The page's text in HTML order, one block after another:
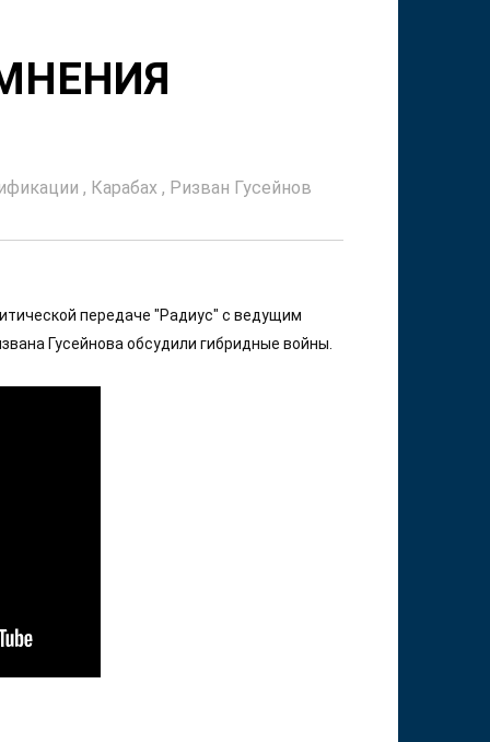
, Карабах , Ризван Гусейнов
передаче "Радиус" с ведущим
Гусейнова обсудили гибридные войны.